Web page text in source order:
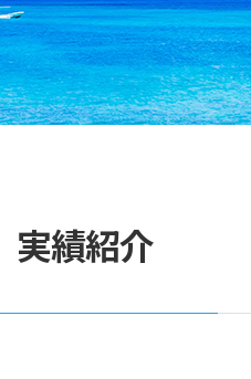
実績紹介